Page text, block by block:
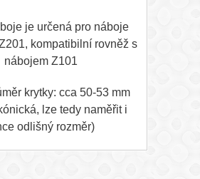
je určená pro náboje
kompatibilní rovněž s
nábojem Z101
krytky: cca 50-53 mm
lze tedy naměřit i
odlišný rozměr)